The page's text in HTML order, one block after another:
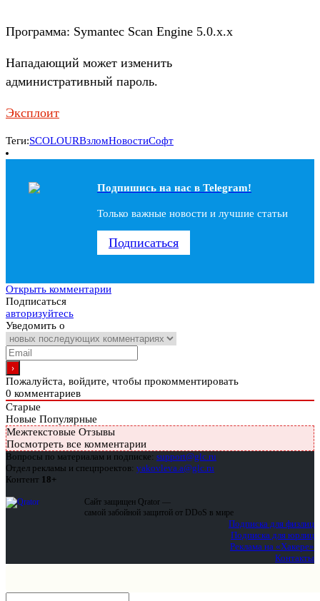
Программа: Symantec Scan Engine 5.0.x.x
Нападающий может изменить
административный пароль.
Эксплоит
Теги:SCOLOURВзломНовостиСофт
Подпишись на наc в Telegram!
Только важные новости и лучшие статьи
Подписаться
Открыть комментарии
Подписаться
авторизуйтесь
Уведомить о
Пожалуйста, войдите, чтобы прокомментировать
0 комментариев
Старые
Новые Популярные
Межтекстовые Отзывы
Посмотреть все комментарии
Вопросы по материалам и подписке: support@glc.ru
Отдел рекламы и спецпроектов: yakovleva.a@glc.ru
Контент 18+
Сайт защищен Qrator —
самой забойной защитой от DDoS в мире
Подписка для физлиц
Подписка для юрлиц
Реклама на «Хакере»
Контакты